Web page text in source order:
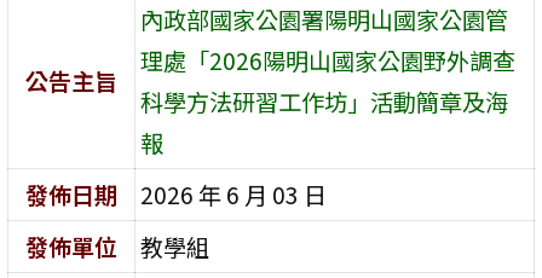
公告主旨
內政部國家公園署陽明山國家公園管
理處「2026陽明山國家公園野外調查
科學方法研習工作坊」活動簡章及海
報
發佈日期
2026 年 6 月 03 日
發佈單位
教學組